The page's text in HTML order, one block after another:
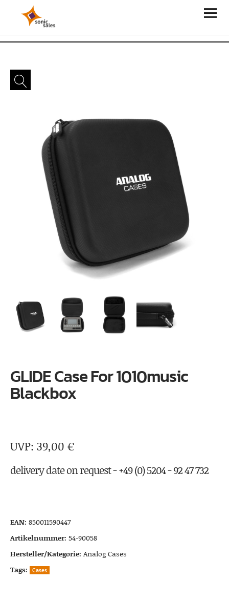
Sonic Sales
GLIDE Case For 1010music
Blackbox
39,00 €
delivery date on request - +49 (0) 5204 - 92 47 732
EAN: 850011590447
Artikelnummer: 54-90058
Hersteller/Kategorie: Analog Cases
Tags:
Cases